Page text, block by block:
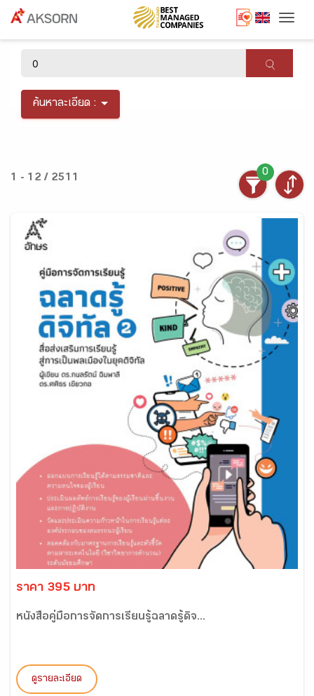
ค้นหาละเอียด :
1 - 12 / 2511
0
ราคา 395 บาท
หนังสือคู่มือการจัดการเรียนรู้ฉลาดรู้ดิจ...
ดูรายละเอียด